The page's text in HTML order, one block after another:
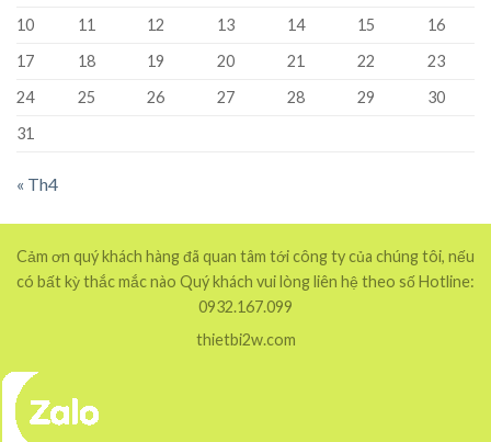
10
11 12 13 14 15
16
17
18 19 20 21 22
23
24
25 26 27 28 29
30
31
« Th4
Cảm ơn quý khách hàng đã quan tâm tới công ty của chúng tôi, nếu
có bất kỳ thắc mắc nào Quý khách vui lòng liên hệ theo số Hotline:
0932.167.099
thietbi2w.com